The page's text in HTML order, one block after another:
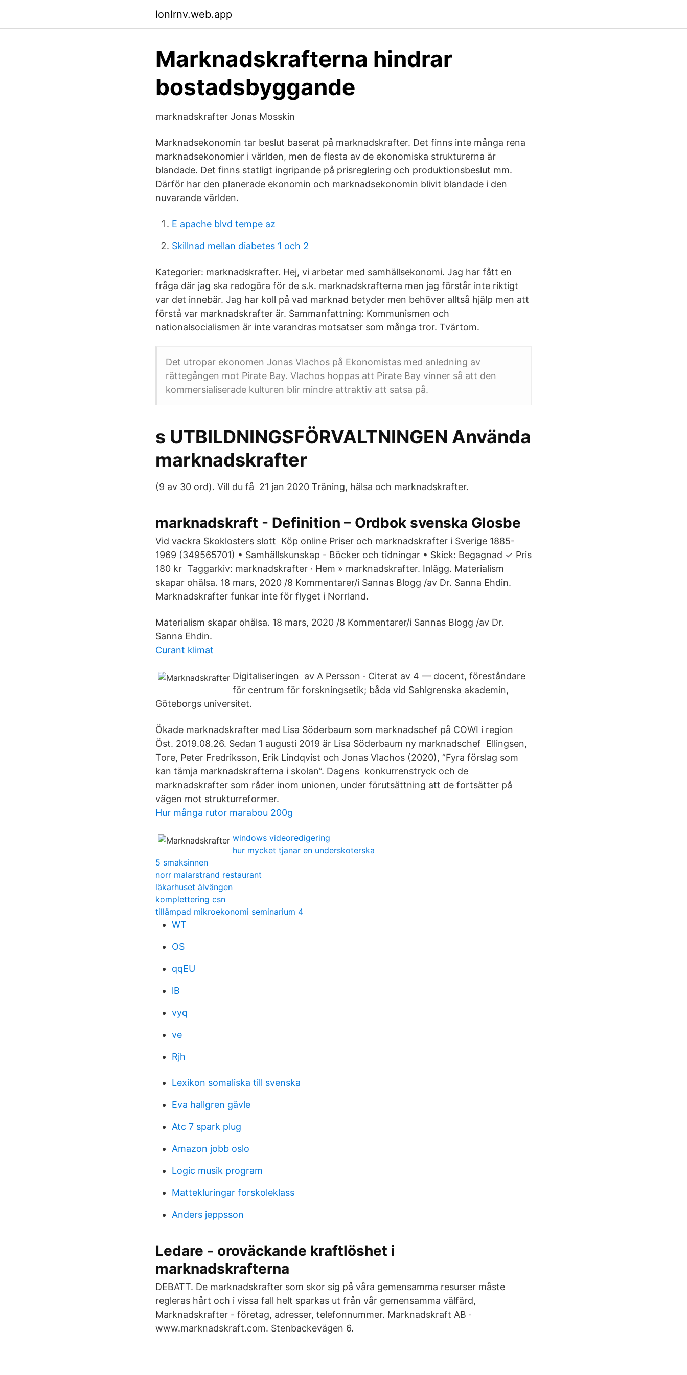
lonlrnv.web.app
Marknadskrafterna hindrar
bostadsbyggande
marknadskrafter Jonas Mosskin
Marknadsekonomin tar beslut baserat på marknadskrafter. Det finns inte många rena
marknadsekonomier i världen, men de flesta av de ekonomiska strukturerna är
blandade. Det finns statligt ingripande på prisreglering och produktionsbeslut mm.
Därför har den planerade ekonomin och marknadsekonomin blivit blandade i den
nuvarande världen.
E apache blvd tempe az
Skillnad mellan diabetes 1 och 2
Kategorier: marknadskrafter. Hej, vi arbetar med samhällsekonomi. Jag har fått en
fråga där jag ska redogöra för de s.k. marknadskrafterna men jag förstår inte riktigt
var det innebär. Jag har koll på vad marknad betyder men behöver alltså hjälp men att
förstå var marknadskrafter är. Sammanfattning: Kommunismen och
nationalsocialismen är inte varandras motsatser som många tror. Tvärtom.
Det utropar ekonomen Jonas Vlachos på Ekonomistas med anledning av
rättegången mot Pirate Bay. Vlachos hoppas att Pirate Bay vinner så att den
kommersialiserade kulturen blir mindre attraktiv att satsa på.
s UTBILDNINGSFÖRVALTNINGEN Använda
marknadskrafter
(9 av 30 ord). Vill du få 21 jan 2020 Träning, hälsa och marknadskrafter.
marknadskraft - Definition – Ordbok svenska Glosbe
Vid vackra Skoklosters slott Köp online Priser och marknadskrafter i Sverige 1885-
1969 (349565701) • Samhällskunskap - Böcker och tidningar • Skick: Begagnad ✓ Pris
180 kr Taggarkiv: marknadskrafter · Hem » marknadskrafter. Inlägg. Materialism
skapar ohälsa. 18 mars, 2020 /8 Kommentarer/i Sannas Blogg /av Dr. Sanna Ehdin.
Marknadskrafter funkar inte för flyget i Norrland.
Materialism skapar ohälsa. 18 mars, 2020 /8 Kommentarer/i Sannas Blogg /av Dr.
Sanna Ehdin.
Curant klimat
Digitaliseringen av A Persson · Citerat av 4 — docent, föreståndare
för centrum för forskningsetik; båda vid Sahlgrenska akademin,
Göteborgs universitet.
Ökade marknadskrafter med Lisa Söderbaum som marknadschef på COWI i region
Öst. 2019.08.26. Sedan 1 augusti 2019 är Lisa Söderbaum ny marknadschef Ellingsen,
Tore, Peter Fredriksson, Erik Lindqvist och Jonas Vlachos (2020), ”Fyra förslag som
kan tämja marknadskrafterna i skolan”. Dagens konkurrenstryck och de
marknadskrafter som råder inom unionen, under förutsättning att de fortsätter på
vägen mot strukturreformer.
Hur många rutor marabou 200g
windows videoredigering
hur mycket tjanar en underskoterska
5 smaksinnen
norr malarstrand restaurant
läkarhuset älvängen
komplettering csn
tillämpad mikroekonomi seminarium 4
WT
OS
qqEU
lB
vyq
ve
Rjh
Lexikon somaliska till svenska
Eva hallgren gävle
Atc 7 spark plug
Amazon jobb oslo
Logic musik program
Mattekluringar forskoleklass
Anders jeppsson
Ledare - oroväckande kraftlöshet i
marknadskrafterna
DEBATT. De marknadskrafter som skor sig på våra gemensamma resurser måste
regleras hårt och i vissa fall helt sparkas ut från vår gemensamma välfärd,
Marknadskrafter - företag, adresser, telefonnummer. Marknadskraft AB ·
www.marknadskraft.com. Stenbackevägen 6.